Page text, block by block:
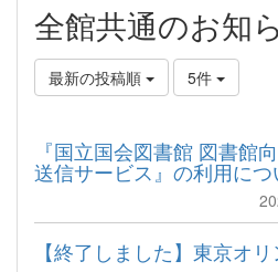
全館共通のお知
最新の投稿順 5件
『国立国会図書館 図書館
送信サービス』の利用につ
【終了しました】東京オ